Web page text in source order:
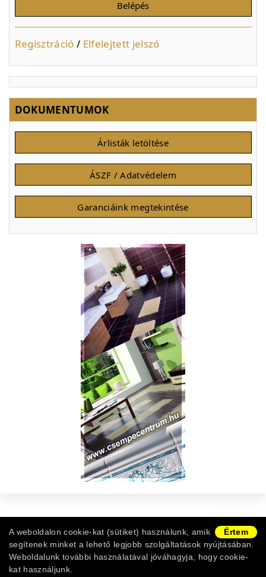
Értem
A weboldalon cookie-kat (sütiket) használunk, amik
segítenek minket a lehető legjobb szolgáltatások nyújtásában.
Weboldalunk további használatával jóváhagyja, hogy cookie-
kat használjunk.
Regisztráció / Elfelejtett jelszó
DOKUMENTUMOK
Árlisták letöltése
ÁSZF / Adatvédelem
Garanciáink megtekintése
ÁSZF|
Adatvédelem
Vásárlói információk | Ügyfélszolgálat